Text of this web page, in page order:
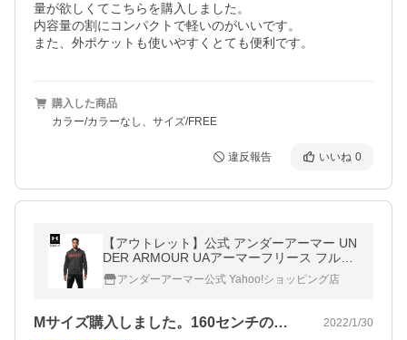
量が欲しくてこちらを購入しました。
内容量の割にコンパクトで軽いのがいいです。
また、外ポケットも使いやすくとても便利です。
購入した商品
カラー/カラーなし、サイズ/FREE
違反報告 いいね 0
【アウトレット】公式 アンダーアーマー UN
DER ARMOUR UAアーマーフリース フルジ
ップ バーロゴ トレーニング メンズ 1368938
アンダーアーマー公式 Yahoo!ショッピング店
Mサイズ購入しました。160センチの息… 2022/1/30